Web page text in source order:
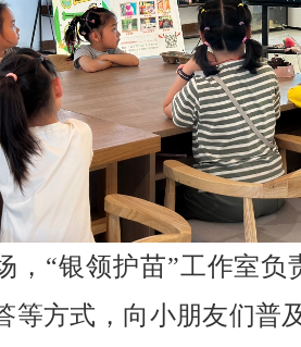
，“银领护苗”工作室
等方式，向小朋友们普